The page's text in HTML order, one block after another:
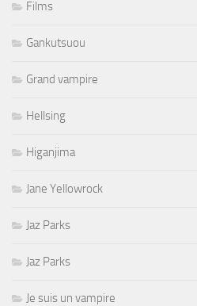
Films
Gankutsuou
Grand vampire
Hellsing
Higanjima
Jane Yellowrock
Jaz Parks
Jaz Parks
Je suis un vampire